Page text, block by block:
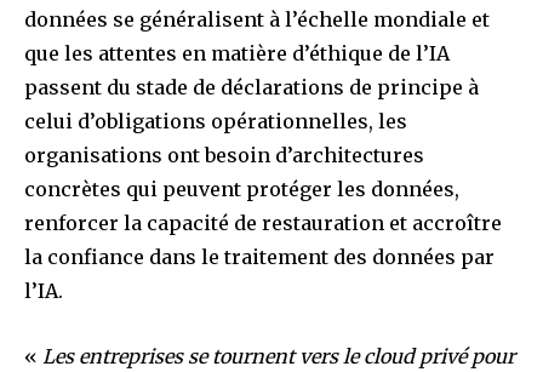
données se généralisent à l’échelle mondiale et
que les attentes en matière d’éthique de l’IA
passent du stade de déclarations de principe à
celui d’obligations opérationnelles, les
organisations ont besoin d’architectures
concrètes qui peuvent protéger les données,
renforcer la capacité de restauration et accroître
la confiance dans le traitement des données par
l’IA.
« Les entreprises se tournent vers le cloud privé pour